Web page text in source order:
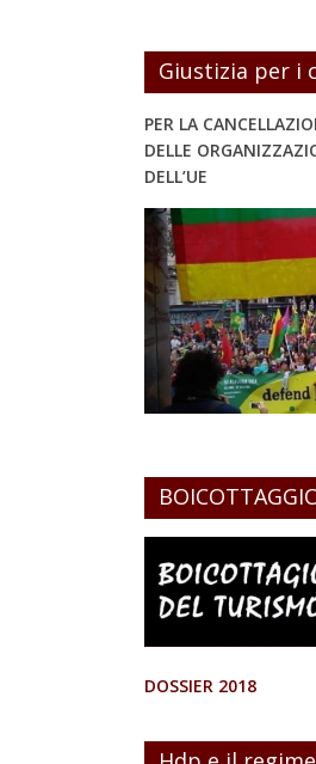
Giustizia per i
PER LA
DELLE
DELL’UE
DOSSIER 2018